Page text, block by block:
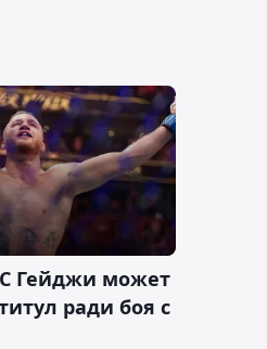
Гейджи может
ради боя с